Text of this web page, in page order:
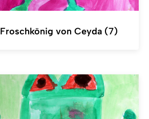
Froschkönig von Ceyda (7)